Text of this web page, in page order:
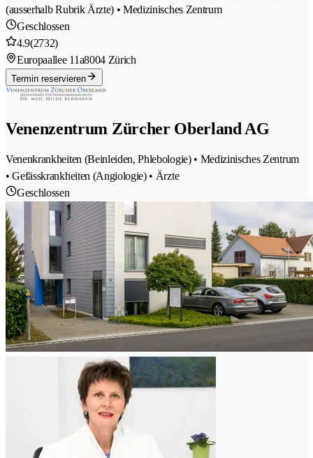
(ausserhalb Rubrik Ärzte) • Medizinisches Zentrum
Geschlossen
4.9(2732)
Europaallee 11a8004 Zürich
Termin reservieren
Venenzentrum Zürcher Oberland AG
Venenkrankheiten (Beinleiden, Phlebologie) • Medizinisches Zentrum
• Gefässkrankheiten (Angiologie) • Ärzte
Geschlossen